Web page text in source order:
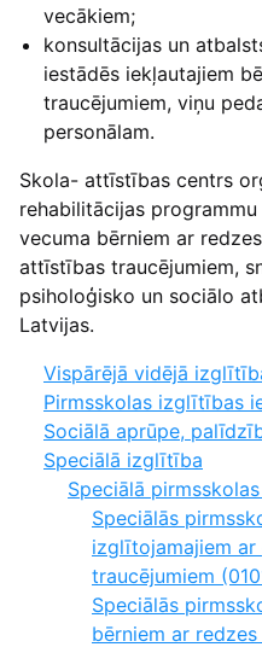
vecākiem;
konsultācijas un
iestādēs iekļautajiem
traucējumiem, viņu
personālam.
Skola- attīstības centrs
rehabilitācijas
vecuma bērniem ar
attīstības traucējumiem,
psiholoģisko un sociālo
Latvijas.
Vispārējā vidējā
Pirmsskolas izglītības
Sociālā aprūpe,
Speciālā izglītība
Speciālā
Speciālās
izglītojamajiem
traucējumiem
Speciālās
bērniem ar redzes